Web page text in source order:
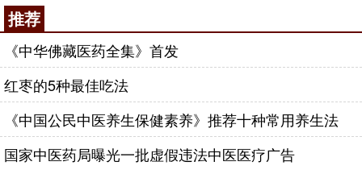
推荐
《中华佛藏医药全集》首发
红枣的5种最佳吃法
《中国公民中医养生保健素养》推荐十种常用养生法
国家中医药局曝光一批虚假违法中医医疗广告